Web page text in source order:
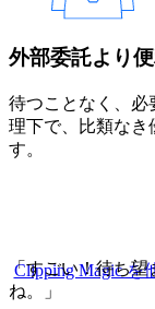
外部委託より便
待つことなく、必
理下で、比類なき
す。
Clipping Magic を
「すごい！待ち
ね。」